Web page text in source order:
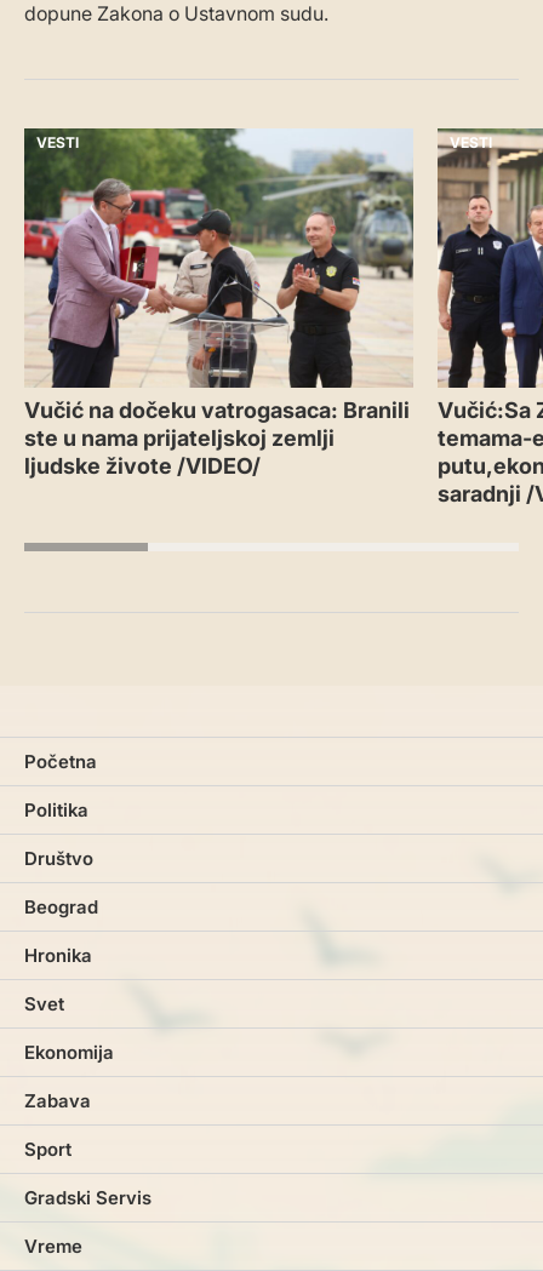
dopune Zakona o Ustavnom sudu.
VESTI
Vučić na dočeku vatrogasaca: Branili
ste u nama prijateljskoj zemlji
ljudske živote /VIDEO/
VESTI
Vučić:Sa
temama-
saradnji /
Početna
Politika
Društvo
Beograd
Hronika
Svet
Ekonomija
Zabava
Sport
Gradski Servis
Vreme